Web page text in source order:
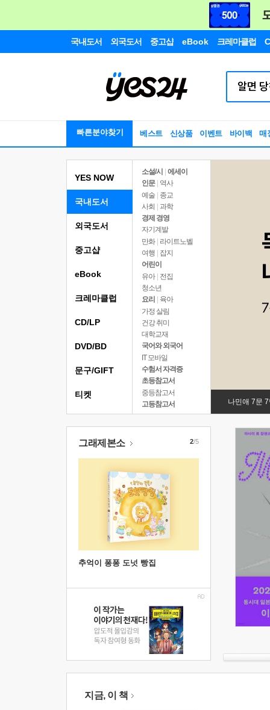
국내도서 외국도서 중고샵 eBook 크레마클럽
빠른분야찾기 베스트 신상품 이벤트 바이백 매
YES NOW
국내도서
소설/시
에세이
인문
역사
예술 | 종교
사회 | 과학
경제 경영
자기계발
만화 | 라이트노벨
여행
잡지
어린이
유아 | 전집
청소년
요리
육아
가정 살림
건강 취미
대학교재
국어와 외국어
IT 모바일
수험서 자격증
초등참고서
중등참고서
고등참고서
나민애 7문
외국도서
중고샵
eBook
크레마클럽
CD/LP
DVD/BD
문구/GIFT
티켓
그래제본소
추억이 퐁퐁 도넛 빵집
2/5
지금, 이 책